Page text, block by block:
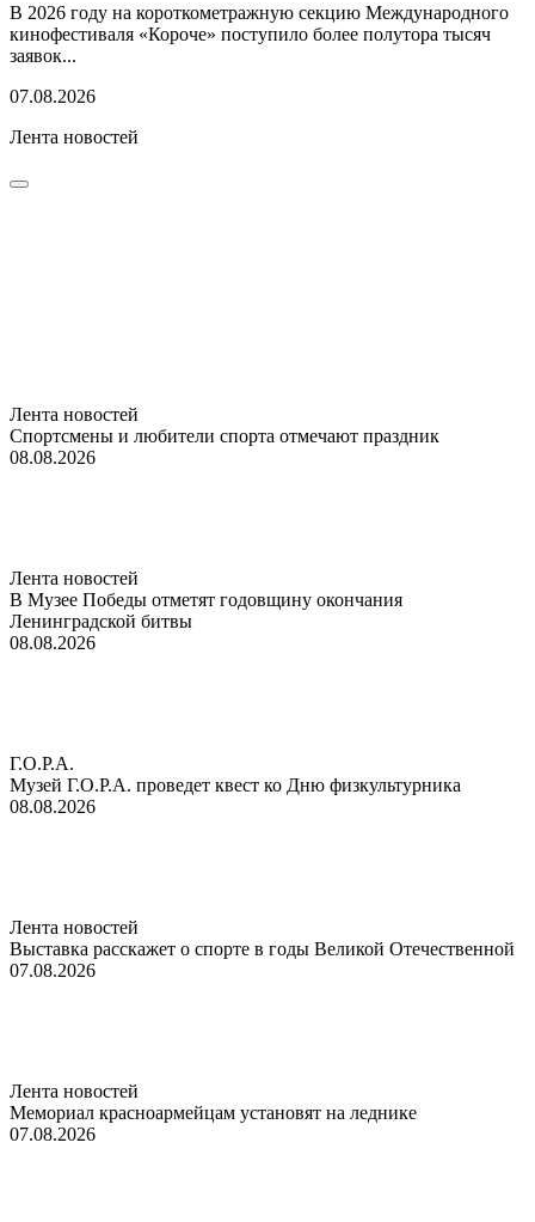
В 2026 году на короткометражную секцию Международного
кинофестиваля «Короче» поступило более полутора тысяч
заявок...
07.08.2026
Лента новостей
Лента новостей
Спортсмены и любители спорта отмечают праздник
08.08.2026
Лента новостей
В Музее Победы отметят годовщину окончания
Ленинградской битвы
08.08.2026
Г.О.Р.А.
Музей Г.О.Р.А. проведет квест ко Дню физкультурника
08.08.2026
Лента новостей
Выставка расскажет о спорте в годы Великой Отечественной
07.08.2026
Лента новостей
Мемориал красноармейцам установят на леднике
07.08.2026